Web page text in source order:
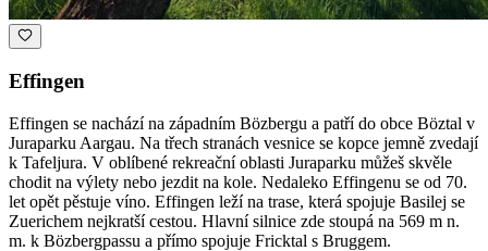
Effingen
Effingen se nachází na západním Bözbergu a patří do obce Böztal v
Juraparku Aargau. Na třech stranách vesnice se kopce jemně zvedají
k Tafeljura. V oblíbené rekreační oblasti Juraparku můžeš skvěle
chodit na výlety nebo jezdit na kole. Nedaleko Effingenu se od 70.
let opět pěstuje víno. Effingen leží na trase, která spojuje Basilej se
Zuerichem nejkratší cestou. Hlavní silnice zde stoupá na 569 m n.
m. k Bözbergpassu a přímo spojuje Fricktal s Bruggem.